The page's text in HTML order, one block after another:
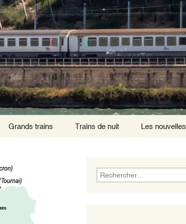
Grands trains Trains de nuit
Trains de nuit
Les nouvelles
Rechercher :